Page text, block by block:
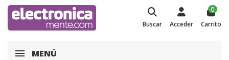
Buscar Acceder
0
Carrito
MENÚ